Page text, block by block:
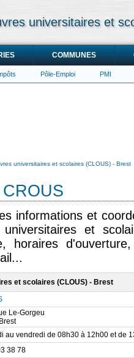
universitaires et
COMMUNES
Pôle-Emploi PMI
universitaires et scolaires (CLOUS) - Brest
informations et
et
horaires
et scolaires (CLOUS) - Brest
Le-Gorgeu
au vendredi de 08h30 à 12h00 et de
38 78